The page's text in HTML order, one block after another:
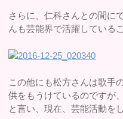
さらに、仁科さんとの間に
んも芸能界で活躍している
この他にも松方さんは歌手
供をもうけているのですが
と言い、現在、芸能活動を